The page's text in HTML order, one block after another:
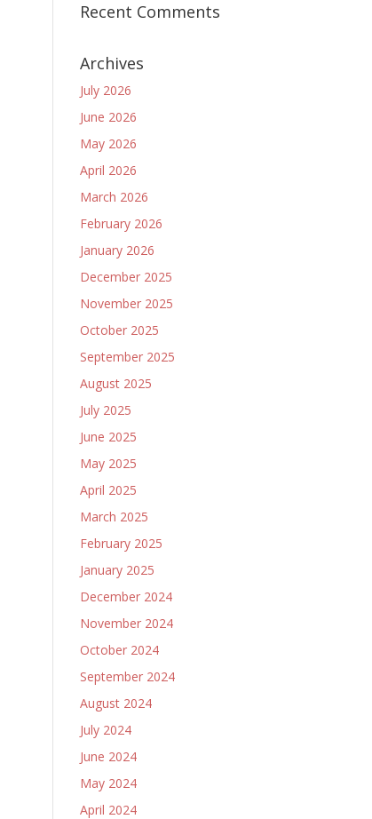
Recent Comments
Archives
July 2026
June 2026
May 2026
April 2026
March 2026
February 2026
January 2026
December 2025
November 2025
October 2025
September 2025
August 2025
July 2025
June 2025
May 2025
April 2025
March 2025
February 2025
January 2025
December 2024
November 2024
October 2024
September 2024
August 2024
July 2024
June 2024
May 2024
April 2024